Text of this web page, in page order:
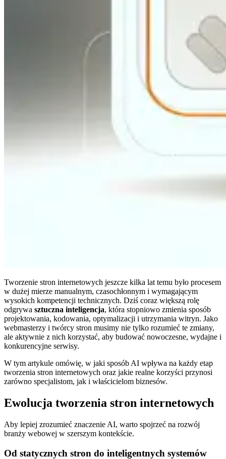
Tworzenie stron internetowych jeszcze kilka lat temu było procesem
w dużej mierze manualnym, czasochłonnym i wymagającym
wysokich kompetencji technicznych. Dziś coraz większą rolę
odgrywa sztuczna inteligencja, która stopniowo zmienia sposób
projektowania, kodowania, optymalizacji i utrzymania witryn. Jako
webmasterzy i twórcy stron musimy nie tylko rozumieć te zmiany,
ale aktywnie z nich korzystać, aby budować nowoczesne, wydajne i
konkurencyjne serwisy.
W tym artykule omówię, w jaki sposób AI wpływa na każdy etap
tworzenia stron internetowych oraz jakie realne korzyści przynosi
zarówno specjalistom, jak i właścicielom biznesów.
Ewolucja tworzenia stron internetowych
Aby lepiej zrozumieć znaczenie AI, warto spojrzeć na rozwój
branży webowej w szerszym kontekście.
Od statycznych stron do inteligentnych systemów